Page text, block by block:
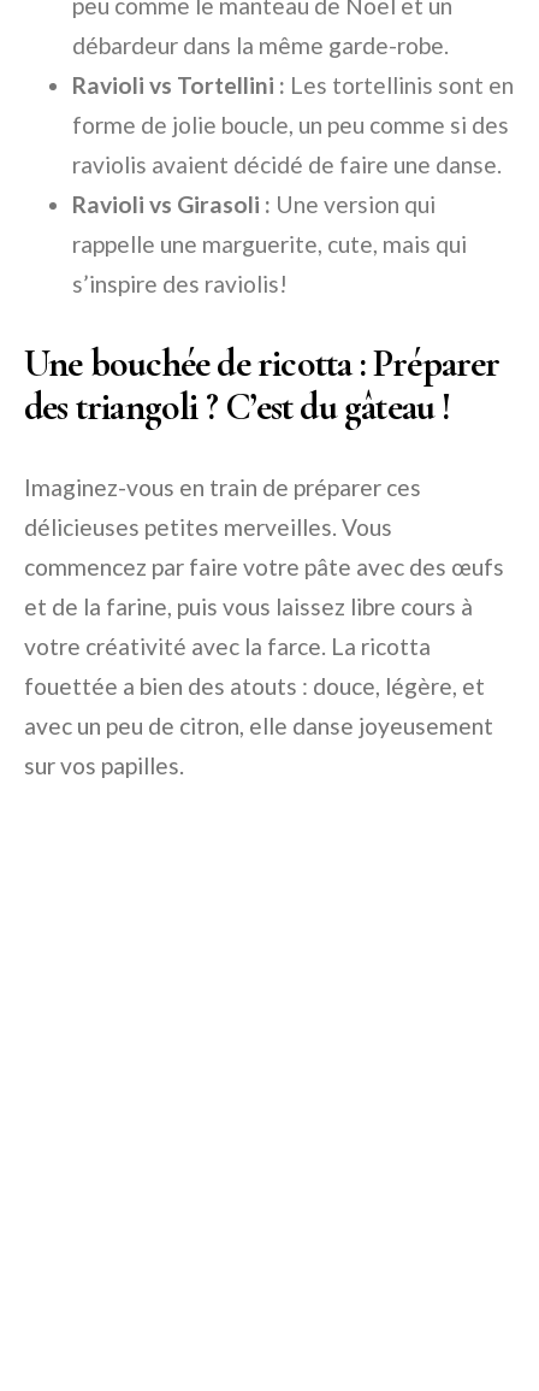
débardeur dans la même garde-robe.
Ravioli vs Tortellini : Les tortellinis sont en
forme de jolie boucle, un peu comme si des
raviolis avaient décidé de faire une danse.
Ravioli vs Girasoli : Une version qui
rappelle une marguerite, cute, mais qui
s’inspire des raviolis!
Une bouchée de ricotta : Préparer
des triangoli ? C’est du gâteau !
Imaginez-vous en train de préparer ces
délicieuses petites merveilles. Vous
commencez par faire votre pâte avec des œufs
et de la farine, puis vous laissez libre cours à
votre créativité avec la farce. La ricotta
fouettée a bien des atouts : douce, légère, et
avec un peu de citron, elle danse joyeusement
sur vos papilles.